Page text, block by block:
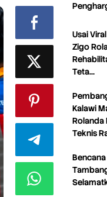
Usai
Zigo
Teta…
Kalawi
Rolanda
Teknis
Bencana